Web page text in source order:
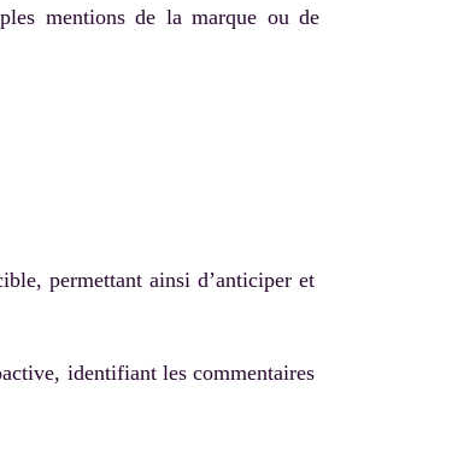
mentions de la marque ou de
permettant ainsi d’anticiper et
identifiant les commentaires